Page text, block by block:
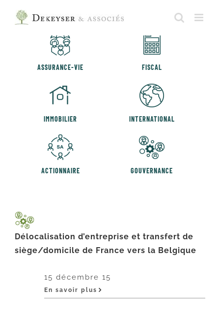
content
DONATION
ASSURANCE-VIE FISCAL
IMMOBILIER INTERNATIONAL
ACTIONNAIRE GOUVERNANCE
Délocalisation d’entreprise et transfert de
siège/domicile de France vers la Belgique
15 décembre 15
En savoir plus